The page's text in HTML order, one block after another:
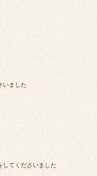
ました
てくださいました